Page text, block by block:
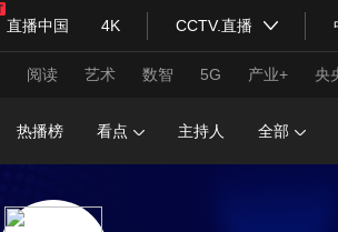
直播中国 4K CCTV.直播
阅读 艺术 数智 5G 产业+ 央
热播榜 看点 主持人 全部